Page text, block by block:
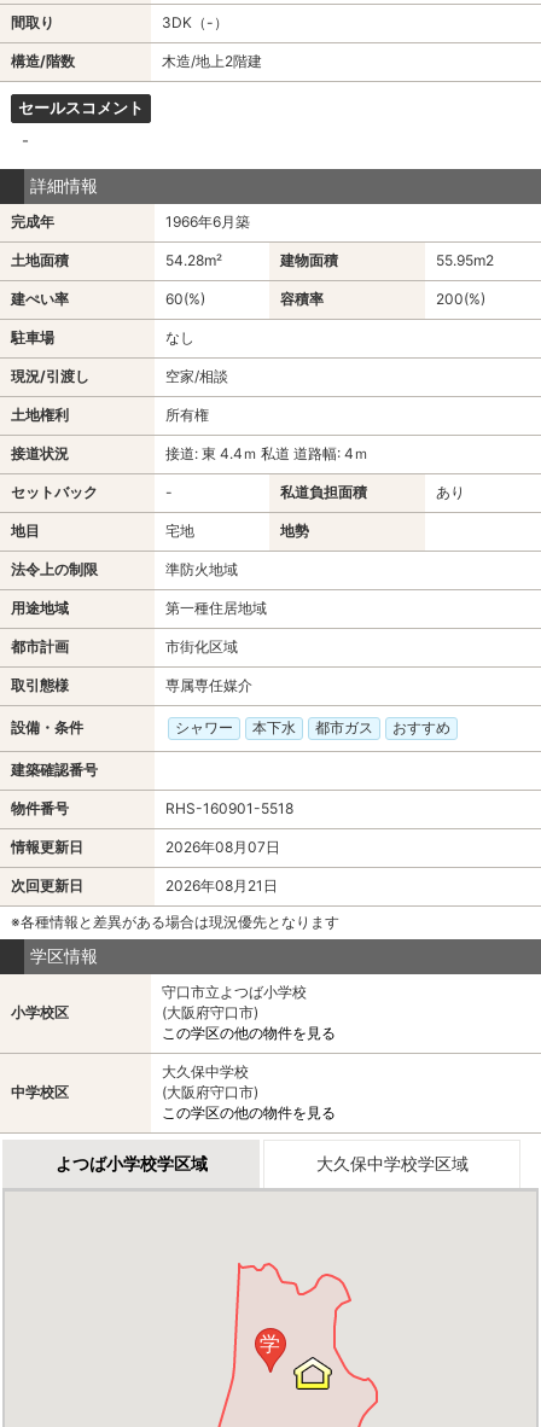
間取り 3DK（-）
構造/階数 木造/地上2階建
セールスコメント
-
詳細情報
完成年 1966年6月築
土地面積 54.28m² 建物面積 55.95m2
建ぺい率 60(%) 容積率 200(%)
駐車場 なし
現況/引渡し 空家/相談
土地権利 所有権
接道状況 接道: 東 4.4ｍ 私道 道路幅: 4ｍ
セットバック - 私道負担面積 あり
地目 宅地 地勢
法令上の制限 準防火地域
用途地域 第一種住居地域
都市計画 市街化区域
取引態様 専属専任媒介
設備・条件 シャワー 本下水 都市ガス おすすめ
建築確認番号
物件番号 RHS-160901-5518
情報更新日 2026年08月07日
次回更新日
2026年08月21日
※各種情報と差異がある場合は現況優先となります
学区情報
小学校区
守口市立よつば小学校
(大阪府守口市)
この学区の他の物件を見る
中学校区
大久保中学校
(大阪府守口市)
この学区の他の物件を見る
よつば小学校学区域 大久保中学校学区域
学